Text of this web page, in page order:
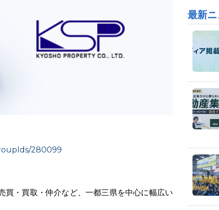
280099
買・買取・仲介など、一都三県を中心に幅広い
最新